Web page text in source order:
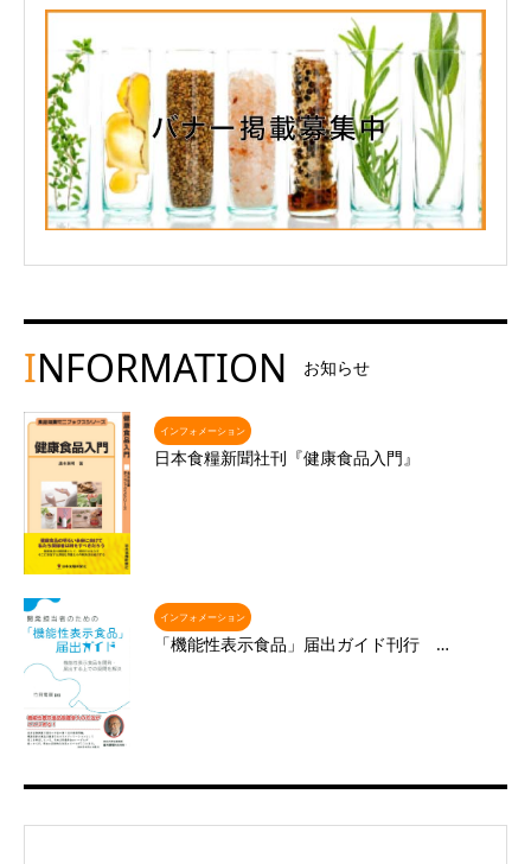
INFORMATION お知らせ
インフォメーション
日本食糧新聞社刊『健康食品入門』
インフォメーション
「機能性表示食品」届出ガイド刊行 …